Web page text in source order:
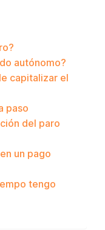
autónomo?
capitalizar el
paso
del paro
un pago
tengo